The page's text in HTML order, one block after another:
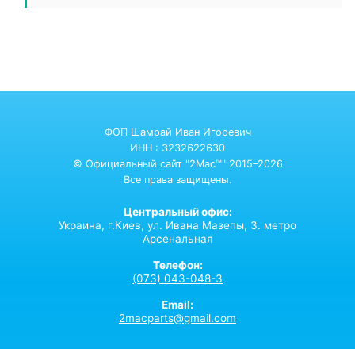
ФОП Шамрай Иван Игоревич
ИНН : 3232622630
© Официальный сайт "2Mac™" 2015–2026
Все права защищены.
Центральный офис:
Украина, г.Киев, ул. Ивана Мазепы, 3. метро
Арсенальная
Телефон:
(073) 043-048-3
Email:
2macparts@gmail.com